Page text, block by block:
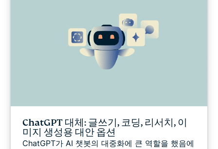
ChatGPT 대체: 글쓰기, 코딩, 리서치, 이
미지 생성용 대안 옵션
ChatGPT가 AI 챗봇의 대중화에 큰 역할을 했음에